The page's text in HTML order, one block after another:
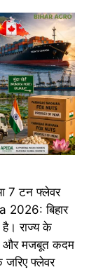
7 टन फ्लेवर
बिहार
राज्य के
और मजबूत कदम
जरिए फ्लेवर